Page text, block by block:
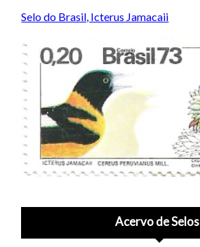
Selo do Brasil, Icterus Jamacaii
Acervo de Selos